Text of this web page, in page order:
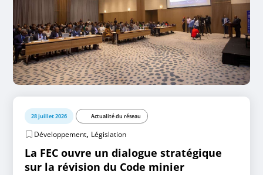
28 juillet 2026 Actualité du réseau
Développement, Législation
La FEC ouvre un dialogue stratégique
sur la révision du Code minier